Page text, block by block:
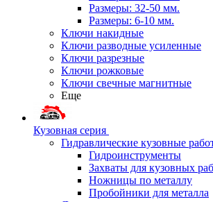
Размеры: 32-50 мм.
Размеры: 6-10 мм.
Ключи накидные
Ключи разводные усиленные
Ключи разрезные
Ключи рожковые
Ключи свечные магнитные
Еще
Кузовная серия
Гидравлические кузовные
Гидроинструменты
Захваты для кузовных
Ножницы по металлу
Пробойники для металла